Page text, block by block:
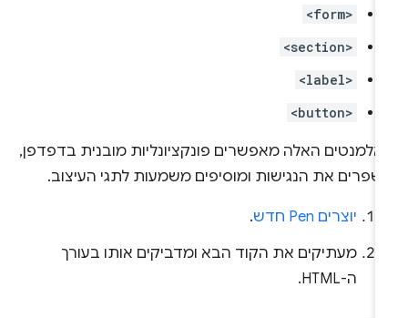
<form>
<section>
<label>
<button>
האלה מאפשרים פונקציונליות מובנית בדפדפן,
את הנגישות ומוסיפים משמעות לתגי העיצוב.
יוצרים Pen חדש
.
מעתיקים את הקוד הבא ומדביקים אותו בעורך